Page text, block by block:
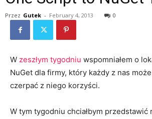
Przez Gutek - February 4, 2013 0
W zeszłym tygodniu wspomniałem o
NuGet dla firmy, który każdy z nas
czerpać z niego korzyści.
W tym tygodniu chciałbym przedstawić